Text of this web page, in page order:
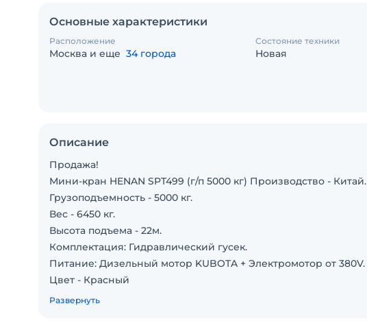
Основные характеристики
Расположение
Москва и еще 34 города
Состояние техники
Новая
Описание
Продажа!
Мини-кран HENAN SPT499 (г/п 5000 кг) Производство - Китай.
Грузоподъемность - 5000 кг.
Вес - 6450 кг.
Высота подъема - 22м.
Комплектация: Гидравлический гусек.
Питание: Дизельный мотор KUBOTA + Электромотор от 380V.
Цвет - Красный
Наработка - 0 м/ч.
Развернуть